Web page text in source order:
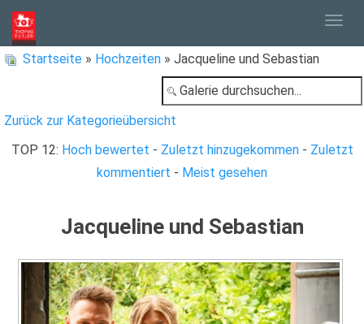
Startseite » Hochzeiten » Jacqueline und Sebastian
Zurück zur Kategorieübersicht
TOP 12: Hoch bewertet - Zuletzt hinzugekommen- Zuletzt
kommentiert - Meist gesehen
Jacqueline und Sebastian